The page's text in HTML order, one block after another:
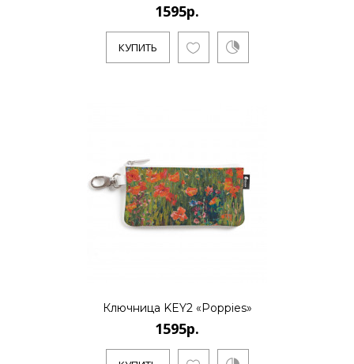
1595р.
..
1595р.
КУПИТЬ
1595р.
КУПИТЬ
Ключница KEY2 «Poppies»
1595р.